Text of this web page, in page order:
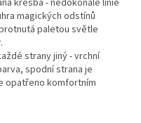
magických odstínů
paletou světle
strany jiný - vrchní
spodní strana je
opatřeno komfortním